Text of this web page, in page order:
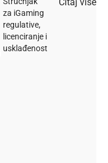
za iGaming
regulative,
licenciranje i
usklađenost